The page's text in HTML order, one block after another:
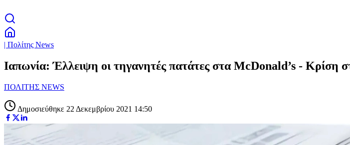
| Πολίτης News
Ιαπωνία: Έλλειψη οι τηγανητές πατάτες στα McDonald’s - Κρίση
ΠΟΛΙΤΗΣ NEWS
Δημοσιεύθηκε 22 Δεκεμβρίου 2021 14:50